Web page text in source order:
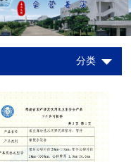
分类